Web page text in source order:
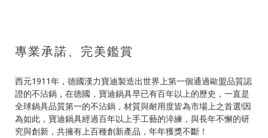
專業承諾、完美鑑賞
西元1911年，德國漢力寶迪製造出世界上第一個通過歐盟品質認
證的不沾鍋，在德國，寶迪鍋具早已有百年以上的歷史，一直是
全球鍋具品質第一的不沾鍋，材質與耐用度皆為市場上之首選!因
為如此，寶迪鍋具經過百年以上手工藝的淬練，與長年不懈的研
究與創新，共擁有上百種創新產品，年年獲獎不斷！